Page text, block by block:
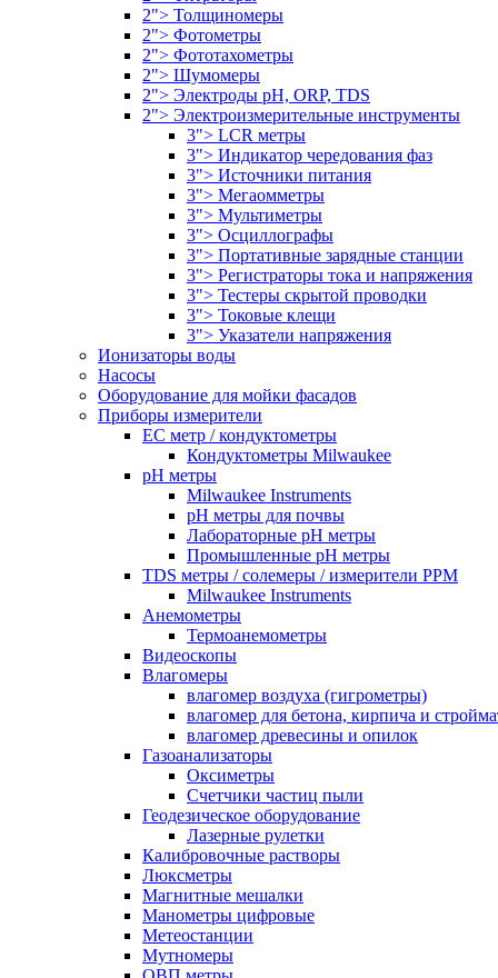
2"> Толщиномеры
2"> Фотометры
2"> Фототахометры
2"> Шумомеры
2"> Электроды pH, ORP, TDS
2"> Электроизмерительные инструменты
3"> LCR метры
3"> Индикатор чередования фаз
3"> Источники питания
3"> Мегаомметры
3"> Мультиметры
3"> Осциллографы
3"> Портативные зарядные станции
3"> Регистраторы тока и напряжения
3"> Тестеры скрытой проводки
3"> Токовые клещи
3"> Указатели напряжения
Ионизаторы воды
Насосы
Оборудование для мойки фасадов
Приборы измерители
EC метр / кондуктометры
Кондуктометры Milwaukee
pH метры
Milwaukee Instruments
pH метры для почвы
Лабораторные pH метры
Промышленные pH метры
TDS метры / солемеры / измерители PPM
Milwaukee Instruments
Анемометры
Термоанемометры
Видеоскопы
Влагомеры
влагомер воздуха (гигрометры)
влагомер для бетона, кирпича и
влагомер древесины и опилок
Газоанализаторы
Оксиметры
Счетчики частиц пыли
Геодезическое оборудование
Лазерные рулетки
Калибровочные растворы
Люксметры
Магнитные мешалки
Манометры цифровые
Метеостанции
Мутномеры